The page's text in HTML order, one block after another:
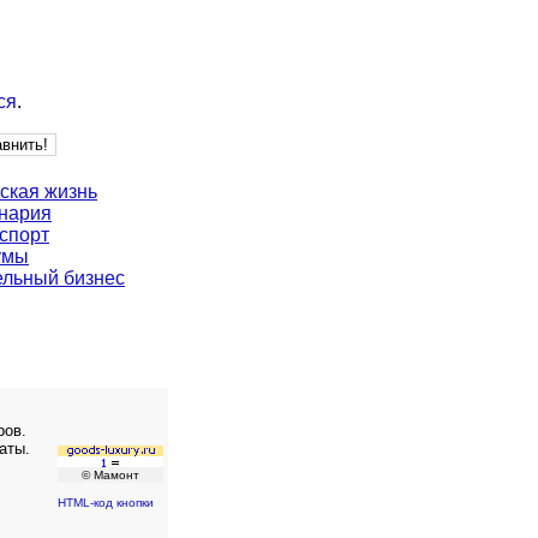
.
жизнь
бизнес
© Мамонт
HTML-код кнопки